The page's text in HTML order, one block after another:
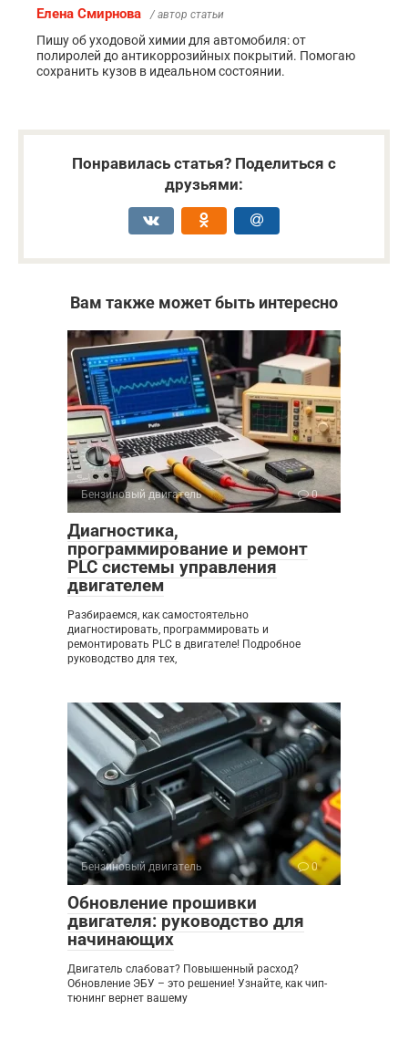
Елена Смирнова / автор статьи
Пишу об уходовой химии для автомобиля: от
полиролей до антикоррозийных покрытий. Помогаю
сохранить кузов в идеальном состоянии.
Понравилась статья? Поделиться с
друзьями:
Вам также может быть интересно
Бензиновый двигатель 0
Диагностика,
программирование и ремонт
PLC системы управления
двигателем
Разбираемся, как самостоятельно
диагностировать, программировать и
ремонтировать PLC в двигателе! Подробное
руководство для тех,
Бензиновый двигатель 0
Обновление прошивки
двигателя: руководство для
начинающих
Двигатель слабоват? Повышенный расход?
Обновление ЭБУ – это решение! Узнайте, как чип-
тюнинг вернет вашему